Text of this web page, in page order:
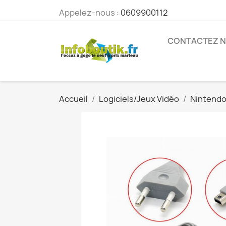
Appelez-nous : 0609900112
CONTACTEZ
Accueil Logiciels/Jeux Vidéo Nintendo